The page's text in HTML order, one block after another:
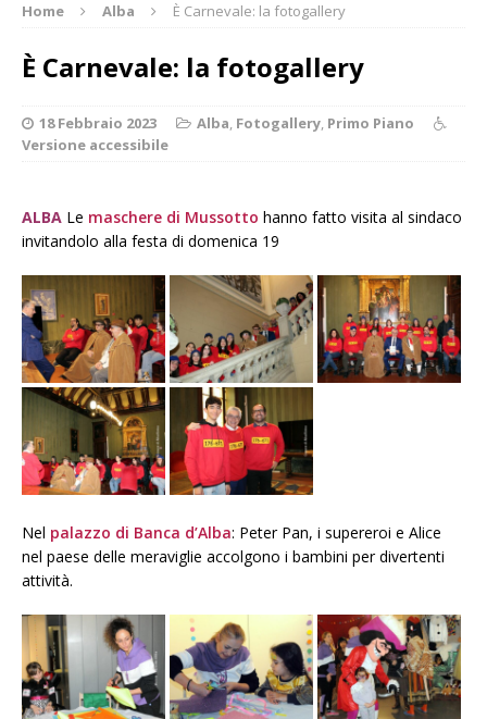
Home Alba È Carnevale: la fotogallery
È Carnevale: la fotogallery
18 Febbraio 2023 Alba, Fotogallery, Primo Piano
Versione accessibile
ALBA Le maschere di Mussotto hanno fatto visita al sindaco
invitandolo alla festa di domenica 19
Nel palazzo di Banca d’Alba: Peter Pan, i supereroi e Alice
nel paese delle meraviglie accolgono i bambini per divertenti
attività.